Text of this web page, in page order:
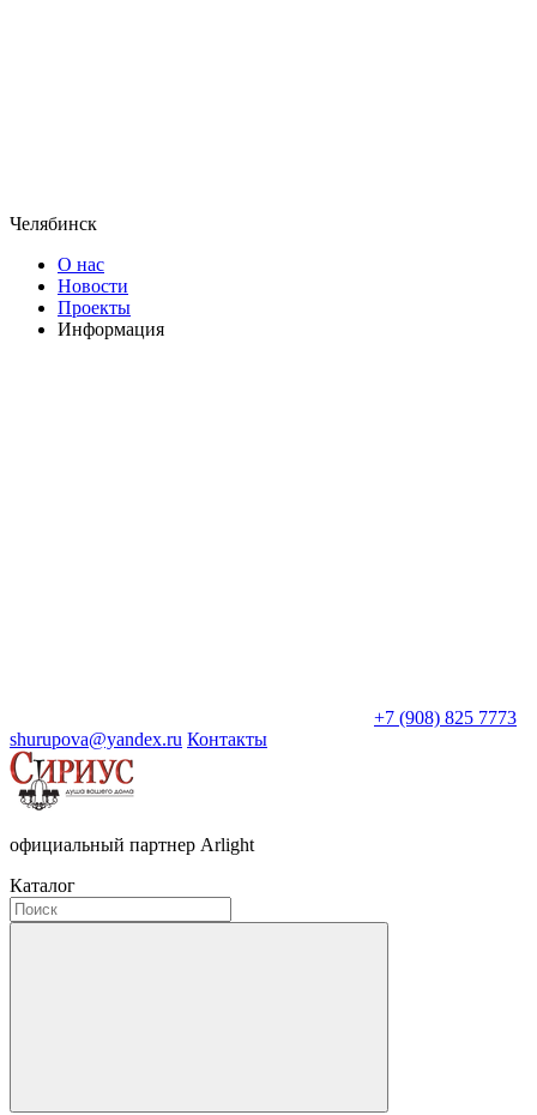
Челябинск
О нас
Новости
Проекты
Информация
+7 (908) 825 7773
shurupova@yandex.ru Контакты
официальный партнер Arlight
Каталог